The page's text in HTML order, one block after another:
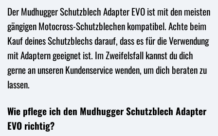
Der Mudhugger Schutzblech Adapter EVO ist mit den meisten
gängigen Motocross-Schutzblechen kompatibel. Achte beim
Kauf deines Schutzblechs darauf, dass es für die Verwendung
mit Adaptern geeignet ist. Im Zweifelsfall kannst du dich
gerne an unseren Kundenservice wenden, um dich beraten zu
lassen.
Wie pflege ich den Mudhugger Schutzblech Adapter
EVO richtig?